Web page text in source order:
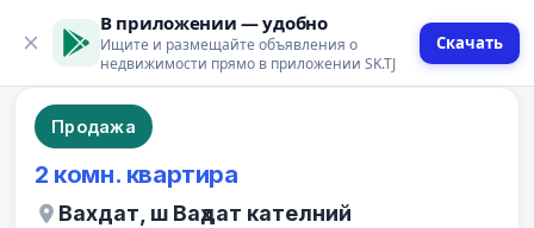
В приложении — удобно
Ищите и размещайте объявления о
недвижимости прямо в приложении SK.TJ
Скачать
9 фото
Продажа
2 комн. квартира
Вахдат, ш Ваҳдат кателний